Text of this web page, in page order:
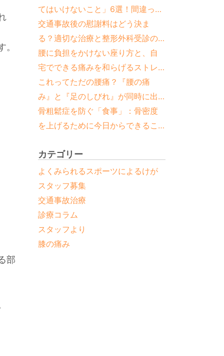
部
てはいけないこと」6選！間違った
対処法と正しい治し方
交通事故後の慰謝料はどう決ま
る？適切な治療と整形外科受診の
重要性
腰に負担をかけない座り方と、自
宅でできる痛みを和らげるストレ
ッチ
これってただの腰痛？『腰の痛
み』と『足のしびれ』が同時に出
たら要注意な疾患と見分け方
骨粗鬆症を防ぐ「食事」：骨密度
を上げるために今日からできるこ
カテゴリー
よくみられるスポーツによるけが
スタッフより
スタッフ募集
交通事故治療
膝の痛み
診療コラム